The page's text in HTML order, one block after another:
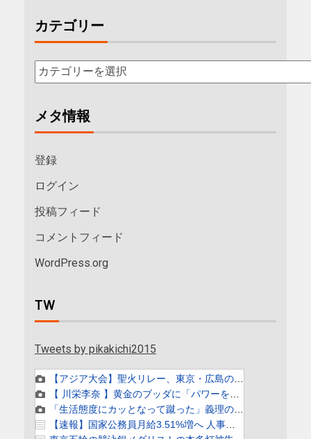
カテゴリー
メタ情報
登録
ログイン
投稿フィード
コメントフィード
WordPress.org
TW
Tweets by pikakichi2015